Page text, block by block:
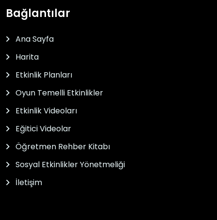
Bağlantılar
Ana Sayfa
Harita
Etkinlik Planları
Oyun Temelli Etkinlikler
Etkinlik Videoları
Eğitici Videolar
Öğretmen Rehber Kitabı
Sosyal Etkinlikler Yönetmeliği
İletişim